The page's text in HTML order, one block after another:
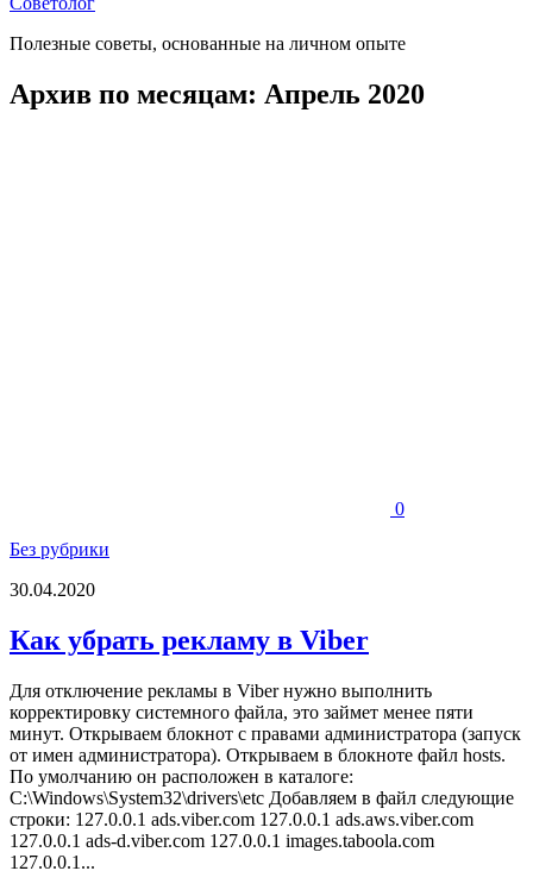
Полезные советы, основанные на личном опыте
Архив по месяцам: Апрель 2020
0
Без рубрики
30.04.2020
Как убрать рекламу в Viber
Для отключение рекламы в Viber нужно выполнить
корректировку системного файла, это займет менее пяти
минут. Открываем блокнот с правами администратора (запуск
от имен администратора). Открываем в блокноте файл hosts.
По умолчанию он расположен в каталоге:
C:\Windows\System32\drivers\etc Добавляем в файл следующие
строки: 127.0.0.1 ads.viber.com 127.0.0.1 ads.aws.viber.com
127.0.0.1 ads-d.viber.com 127.0.0.1 images.taboola.com
127.0.0.1...